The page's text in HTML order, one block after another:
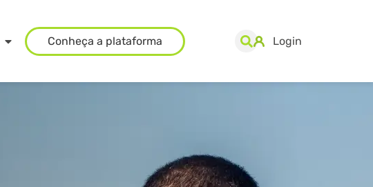
Conheça a plataforma Login